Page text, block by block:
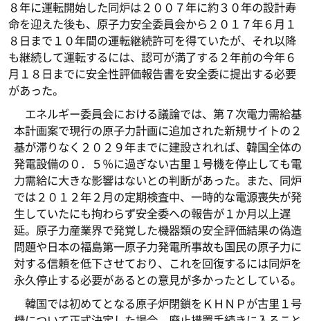
８年に運転開始した同炉は２００７年に約３０年の設計寿
命を迎えた後も、原子力安全委員会から２０１７年６月１
８日まで１０年間の運転継続許可を得ていたが、それ以降
も継続して運転するには、認可が満了する２年前の今年６
月１８日までに安全性評価報告書を安全委に提出する必要
があった。
エネルギー委員会における議論では、第７次電力需給基
本計画案で現行の原子力計画に追加された新規サイトの２
基が滞りなく２０２９年までに建設されれば、韓国全体の
発電設備の０．５％に過ぎない古里１号機を停止しても電
力需給に大きな影響はないとの判断があった。また、同炉
では２０１２年２月の定期検査中、一時的な電源喪失が発
生していたにも拘わらず安全委への報告が１か月以上遅
延。原子力産業界で発覚した機器類の安全評価結果の偽造
問題や日本の福島第一原子力発電所事故も国民の原子力に
対する信頼を低下させており、これを回復するには同炉を
永久停止する必要があるとの意見が多かったとしている。
韓国では初めてとなる原子炉閉鎖をＫＨＮＰが古里１号